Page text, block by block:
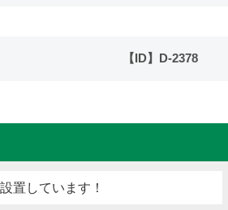
【ID】 D-2378
置しています！